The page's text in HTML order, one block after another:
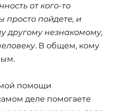
от кого-то
просто пойдете, и
другому незнакомому,
. В общем, кому
помощи
деле помогаете